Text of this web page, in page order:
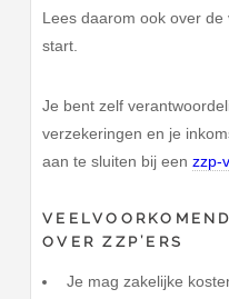
Lees daarom ook over
start.
Je bent zelf
verzekeringen en je
aan te sluiten bij eenzzp-
OVER ZZP’ERS
Je mag zakelijke